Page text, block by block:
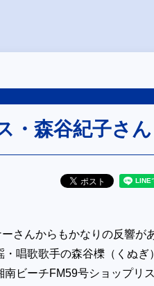
・森谷紀子さん
さんからもかなりの反響が
唱歌歌手の森谷櫟（くぬぎ）
ビーチFM59号ショップリ